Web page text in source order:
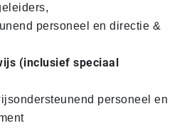
personeel en directie &
(inclusief speciaal
personeel en